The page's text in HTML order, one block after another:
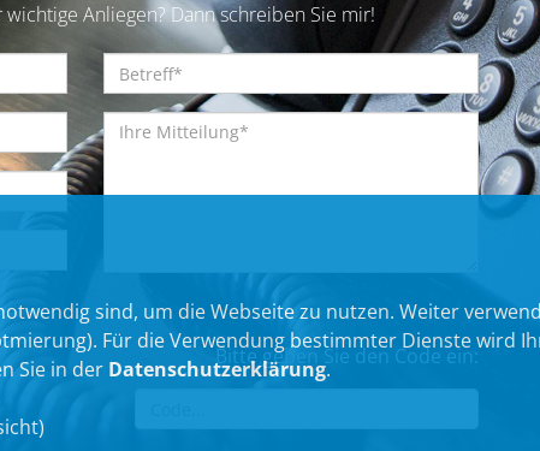
Anliegen? Dann schreiben Sie mir!
Bitte geben Sie den Code ein:
sind, um die Webseite zu nutzen. Weiter
Für die Verwendung bestimmter Dienste wird
Sie in der Datenschutzerklärung.
)